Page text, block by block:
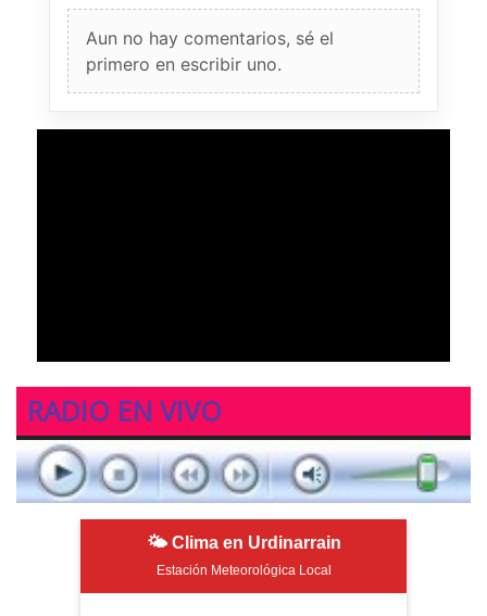
Aun no hay comentarios, sé el
primero en escribir uno.
RADIO EN VIVO
🌤 Clima en Urdinarrain
Estación Meteorológica Local